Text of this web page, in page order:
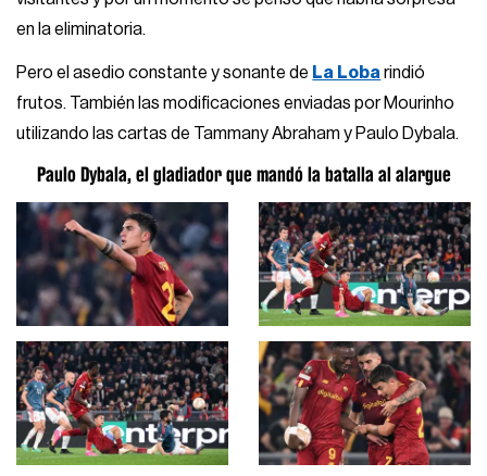
en la eliminatoria.
Pero el asedio constante y sonante de La Loba rindió
frutos. También las modificaciones enviadas por Mourinho
utilizando las cartas de Tammany Abraham y Paulo Dybala.
Paulo Dybala, el gladiador que mandó la batalla al alargue